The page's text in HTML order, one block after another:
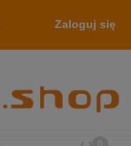
Zaloguj się